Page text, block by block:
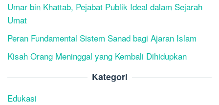
Umar bin Khattab, Pejabat Publik Ideal dalam Sejarah
Umat
Peran Fundamental Sistem Sanad bagi Ajaran Islam
Kisah Orang Meninggal yang Kembali Dihidupkan
Kategori
Edukasi